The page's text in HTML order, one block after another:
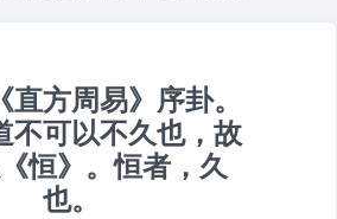
方周易》序卦。
不可以不久也，故
恒》。恒者，久
也。